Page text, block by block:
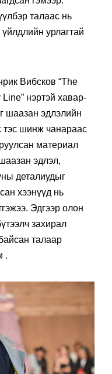
талаас нь
урлагтай
Вибсков “The
нэртэй хавар-
шаазан эдлэлийн
тэс шинж чанараас
материал
эдлэл,
деталиудыг
хээнүүд нь
Эдгээр олон
захирал
талаар
.